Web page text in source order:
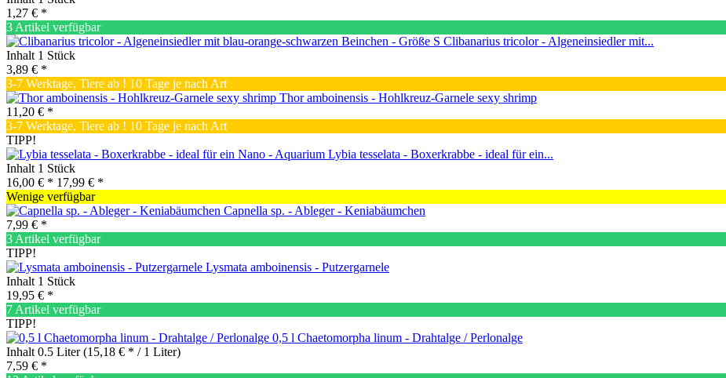
1,27 € *
3 Artikel verfügbar
Clibanarius tricolor - Algeneinsiedler mit...
Inhalt 1 Stück
3,89 € *
3-7 Werktage, Tiere ab ! 10 Tage je nach Art
Thor amboinensis - Hohlkreuz-Garnele sexy shrimp
11,20 € *
3-7 Werktage, Tiere ab ! 10 Tage je nach Art
TIPP!
Lybia tesselata - Boxerkrabbe - ideal für ein...
Inhalt 1 Stück
16,00 € * 17,99 € *
Wenige verfügbar
Capnella sp. - Ableger - Keniabäumchen
7,99 € *
3 Artikel verfügbar
TIPP!
Lysmata amboinensis - Putzergarnele
Inhalt 1 Stück
19,95 € *
7 Artikel verfügbar
TIPP!
0,5 l Chaetomorpha linum - Drahtalge / Perlonalge
Inhalt 0.5 Liter(15,18 € * / 1 Liter)
7,59 € *